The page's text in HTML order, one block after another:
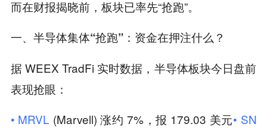
而在财报揭晓前，板块已率先“抢跑”。
一、半导体集体“抢跑”：资金在押注什么？
据 WEEX TradFi 实时数据，半导体板块今日盘前
表现抢眼：
• MRVL (Marvell) 涨约 7%，报 179.03 美元• SN